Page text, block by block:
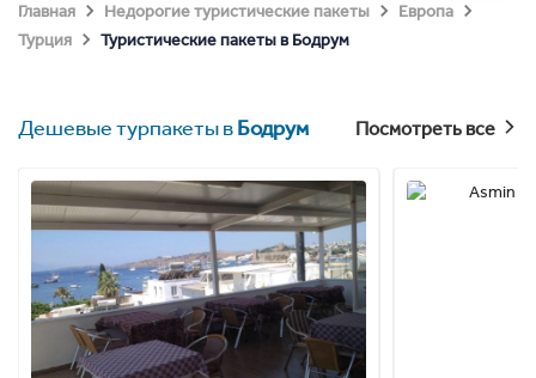
Главная Недорогие туристические пакеты
Европа
Турция
Туристические пакеты в Бодрум
Дешевые турпакеты вБодрум Посмотреть все